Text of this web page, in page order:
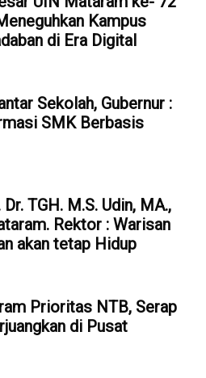
Kampus
di Era Digital
Sekolah, Gubernur :
SMK Berbasis
TGH. M.S. Udin, MA.,
Rektor : Warisan
akan tetap Hidup
Prioritas NTB, Serap
di Pusat